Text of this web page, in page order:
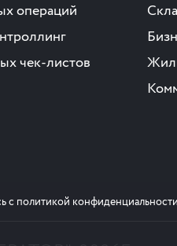
операций
чек-листов
с политикой